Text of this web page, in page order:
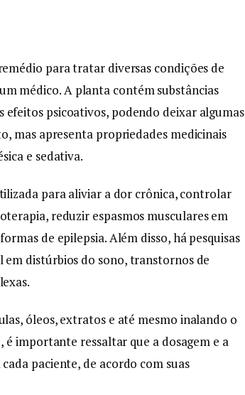
para tratar diversas condições de
médico. A planta contém substâncias
efeitos psicoativos, podendo deixar algumas
mas apresenta propriedades medicinais
e sedativa.
para aliviar a dor crônica, controlar
reduzir espasmos musculares em
de epilepsia. Além disso, há pesquisas
em distúrbios do sono, transtornos de
óleos, extratos e até mesmo inalando o
importante ressaltar que a dosagem e a
paciente, de acordo com suas